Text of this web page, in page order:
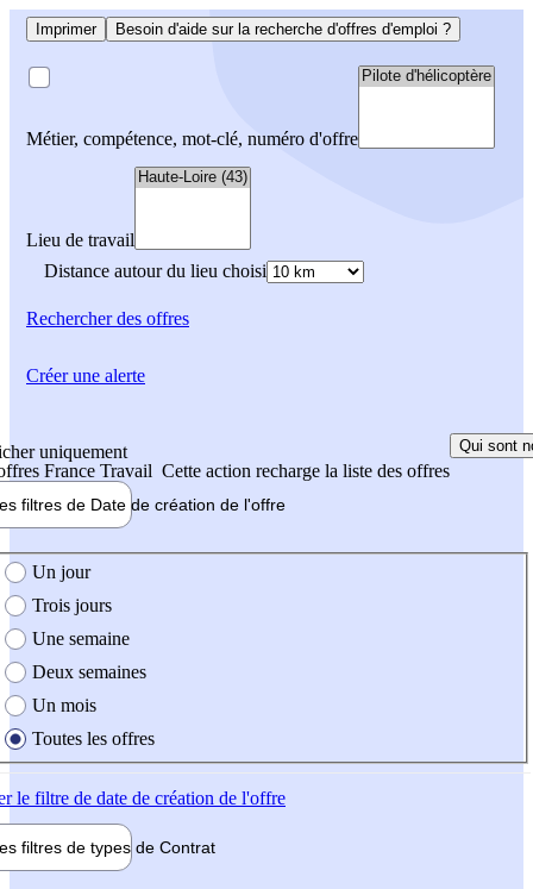
Imprimer Besoin d'aide sur la recherche d'offres d'emploi ?
Métier, compétence, mot-clé, numéro d'offre
Lieu de travail
Distance autour du lieu choisi
Rechercherdes offres
uniquement
France Travail Cette action recharge la liste des offres
Qui sont
filtres de Date de création de l'offre
création de l'offre
Un jour
Trois jours
Une semaine
Deux semaines
Un mois
Toutes les offres
le filtre de date de création de l'offre
filtres de types de Contrat
Créer une alerte